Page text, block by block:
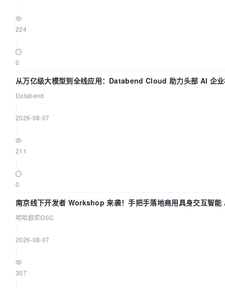
224
0
从万亿级大模型到全线应用：Databend Cloud 助力头部 AI 企
Databend
2026-08-07
211
0
南京线下开发者 Workshop 来袭！手把手落地商用具身交互智
哈哈欧尼OSC
2026-08-07
307